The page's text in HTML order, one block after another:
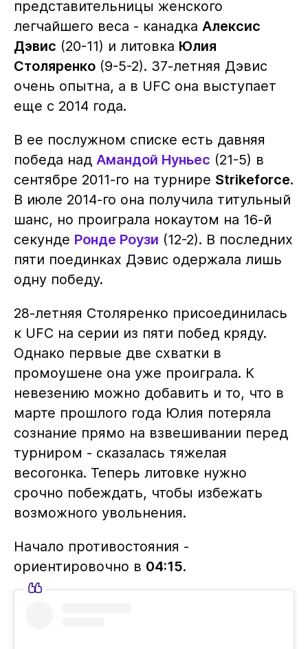
представительницы женского
легчайшего веса - канадка Алексис
Дэвис (20-11) и литовка Юлия
Столяренко(9-5-2). 37-летняя Дэвис
очень опытна, а в UFC она выступает
еще с 2014 года.
В ее послужном списке есть давняя
победа над Амандой Нуньес (21-5) в
сентябре 2011-го на турнире Strikeforce.
В июле 2014-го она получила титульный
шанс, но проиграла нокаутом на 16-й
секунде Ронде Роузи (12-2). В последних
пяти поединках Дэвис одержала лишь
одну победу.
28-летняя Столяренко присоединилась
к UFC на серии из пяти побед кряду.
Однако первые две схватки в
промоушене она уже проиграла. К
невезению можно добавить и то, что в
марте прошлого года Юлия потеряла
сознание прямо на взвешивании перед
турниром - сказалась тяжелая
весогонка. Теперь литовке нужно
срочно побеждать, чтобы избежать
возможного увольнения.
Начало противостояния -
ориентировочно в 04:15.